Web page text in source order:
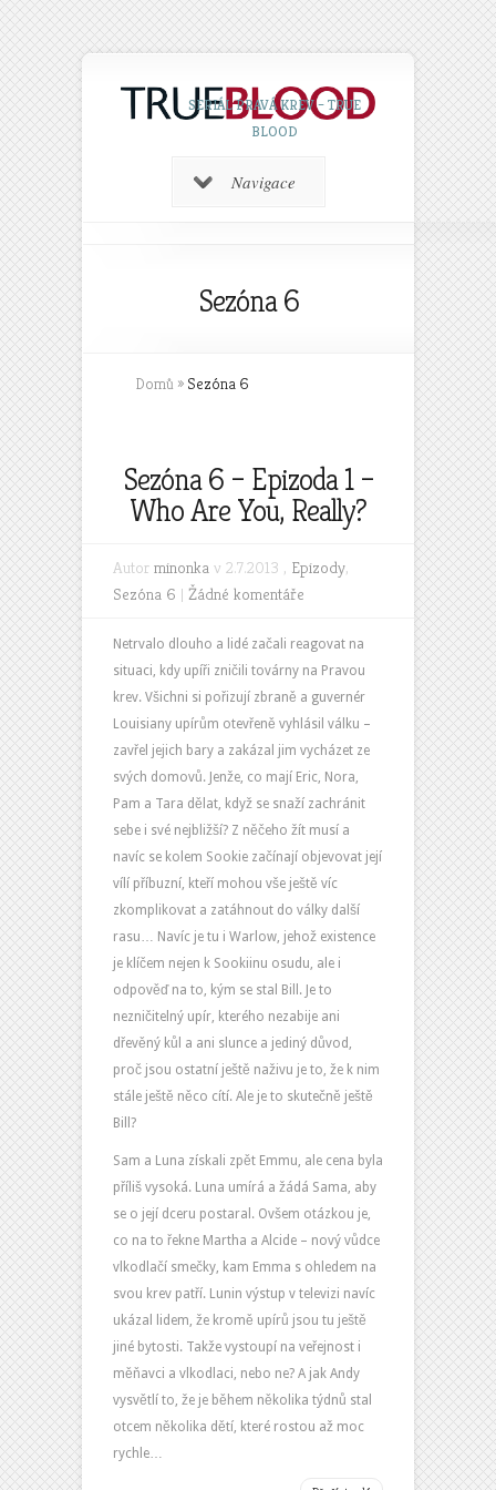
SERIÁL PRAVÁ KREV – TRUE
BLOOD
Navigace
Sezóna 6
Domů » Sezóna 6
Sezóna 6 – Epizoda 1 –
Who Are You, Really?
Autor minonka v 2.7.2013 , Epizody,
Sezóna 6 | Žádné komentáře
Netrvalo dlouho a lidé začali reagovat na
situaci, kdy upíři zničili továrny na Pravou
krev. Všichni si pořizují zbraně a guvernér
Louisiany upírům otevřeně vyhlásil válku –
zavřel jejich bary a zakázal jim vycházet ze
svých domovů. Jenže, co mají Eric, Nora,
Pam a Tara dělat, když se snaží zachránit
sebe i své nejbližší? Z něčeho žít musí a
navíc se kolem Sookie začínají objevovat její
vílí příbuzní, kteří mohou vše ještě víc
zkomplikovat a zatáhnout do války další
rasu… Navíc je tu i Warlow, jehož existence
je klíčem nejen k Sookiinu osudu, ale i
odpověď na to, kým se stal Bill. Je to
nezničitelný upír, kterého nezabije ani
dřevěný kůl a ani slunce a jediný důvod,
proč jsou ostatní ještě naživu je to, že k nim
stále ještě něco cítí. Ale je to skutečně ještě
Bill?
Sam a Luna získali zpět Emmu, ale cena byla
příliš vysoká. Luna umírá a žádá Sama, aby
se o její dceru postaral. Ovšem otázkou je,
co na to řekne Martha a Alcide – nový vůdce
vlkodlačí smečky, kam Emma s ohledem na
svou krev patří. Lunin výstup v televizi navíc
ukázal lidem, že kromě upírů jsou tu ještě
jiné bytosti. Takže vystoupí na veřejnost i
měňavci a vlkodlaci, nebo ne? A jak Andy
vysvětlí to, že je během několika týdnů stal
otcem několika dětí, které rostou až moc
rychle…